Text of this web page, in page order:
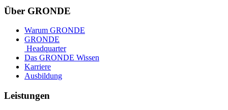
Über GRONDE
Warum GRONDE
GRONDE
Headquarter
Das GRONDE Wissen
Karriere
Ausbildung
Leistungen